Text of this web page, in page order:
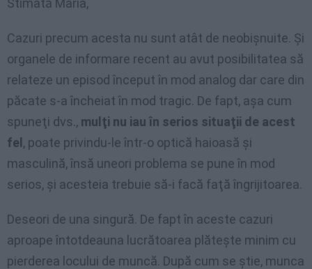
Cazuri precum acesta nu sunt atât de neobişnuite. Şi
organele de informare recent au avut posibilitatea să
relateze un episod început în mod analog dar care din
păcate s-a încheiat în mod tragic. De fapt, aşa cum
spuneţi dvs., mulţi nu iau în serios situaţii de acest
fel, poate privindu-le într-o optică haioasă şi
masculină, însă uneori problema se pune în mod
serios, şi acesteia trebuie să-i facă faţă îngrijitoarea.
Deseori de una singură. De fapt în aceste cazuri
aproape întotdeauna lucrătoarea plăteşte minim cu
pierderea locului de muncă. După cum se ştie, munca